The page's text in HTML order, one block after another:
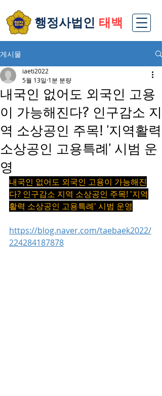
​행정사법인 태백
게시물
내국인 없어도 외국인 고용
이 가능해진다? 인구감소 지
역 소상공인 주목! '지역활력
소상공인 고용특례' 시범 운
영
iaeti2022
5월 13일 1분 분량
내국인 없어도 외국인 고용이 가능해진
다? 인구감소 지역 소상공인 주목! '지역
활력 소상공인 고용특례' 시범 운영
https://blog.naver.com/taebaek2022/
224284187878